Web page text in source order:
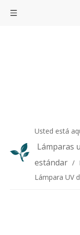
Usted está
Lámparas
estándar /
Lámpara UV